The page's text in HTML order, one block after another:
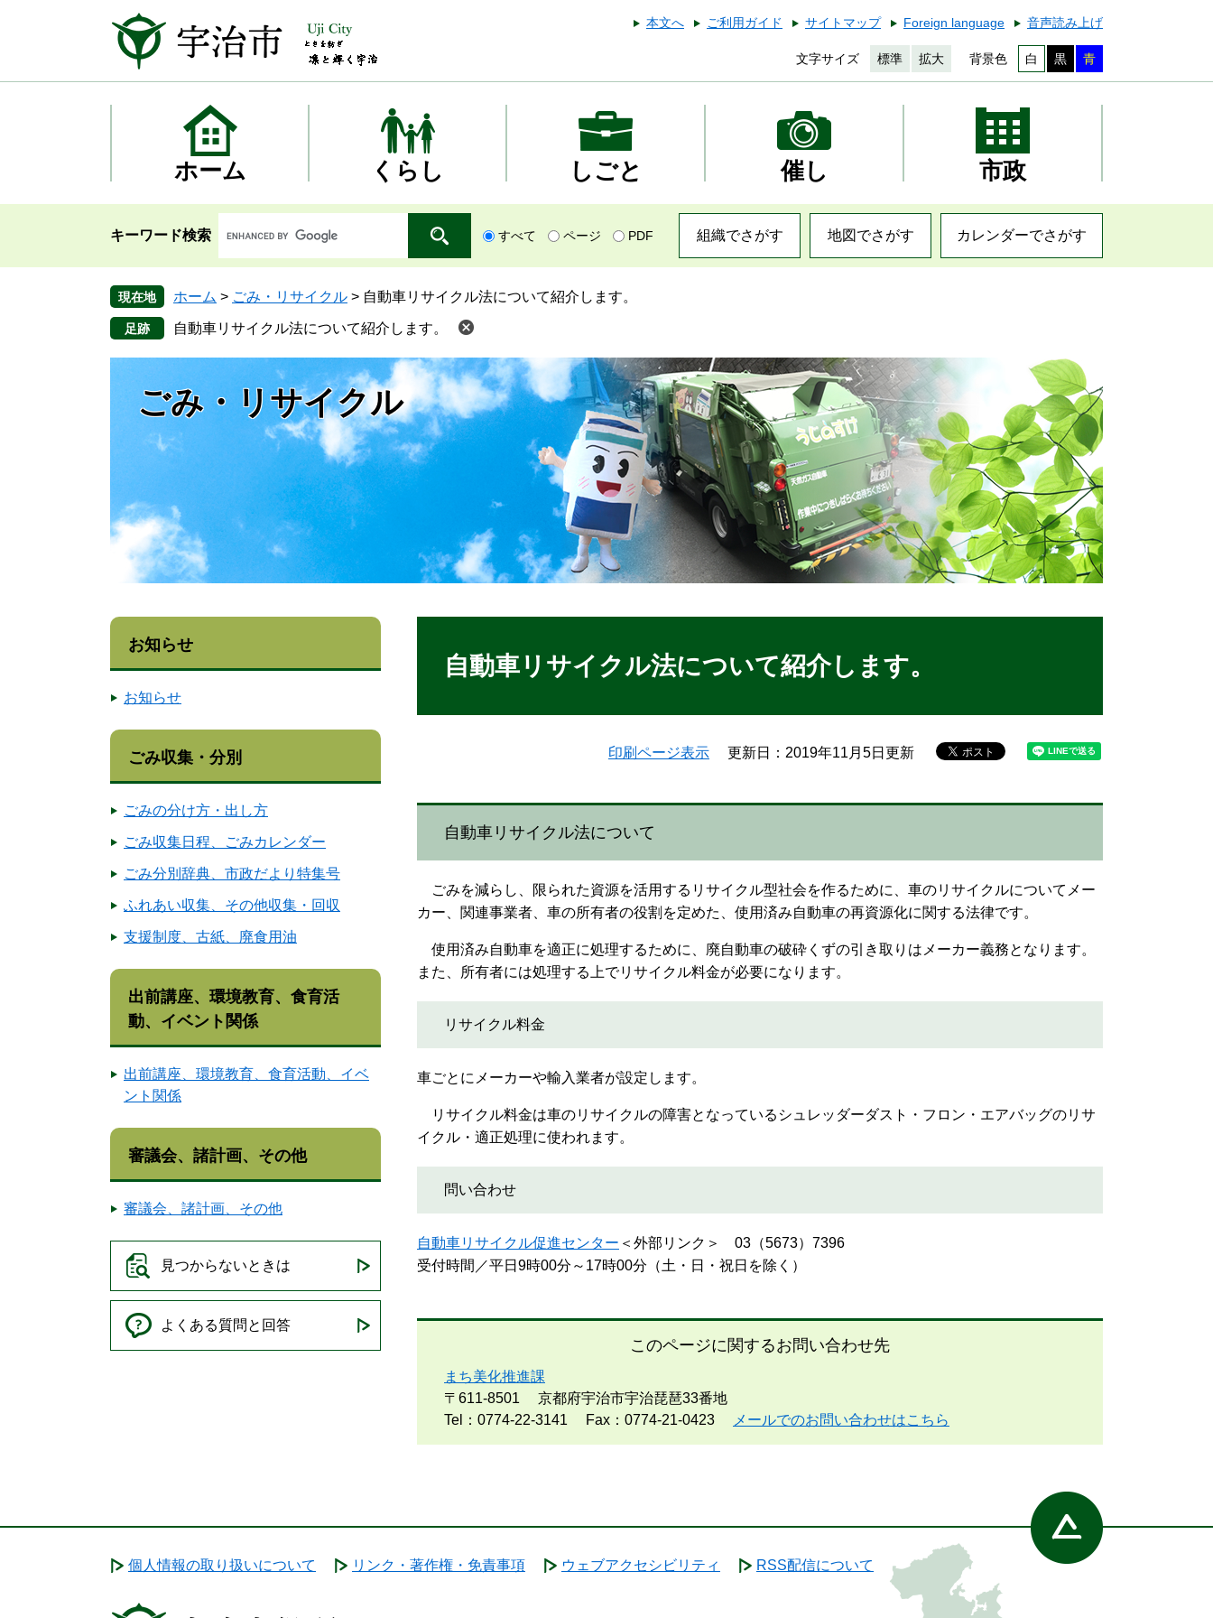
本
本文へ ご利用ガイド サイトマップ Foreign language 音声読み上げ
文字サイズ 標準 拡大 背景色 白 黒 青
ホーム くらし しごと 催し 市政
キーワード検索 すべて ページ PDF 組織でさがす 地図でさがす カレンダーでさがす
現在地 ホーム > ごみ・リサイクル > 自動車リサイクル法について紹介します。
自動車リサイクル法について紹介します。
ごみ・リサイクル
自動車リサイクル法について紹介します。
印刷ページ表示 更新日：2019年11月5日更新
自動車リサイクル法について
ごみを減らし、限られた資源を活用するリサイクル型社会を作るために、車のリサイクルについてメー
カー、関連事業者、車の所有者の役割を定めた、使用済み自動車の再資源化に関する法律です。
使用済み自動車を適正に処理するために、廃自動車の破砕くずの引き取りはメーカー義務となります。
また、所有者には処理する上でリサイクル料金が必要になります。
リサイクル料金
車ごとにメーカーや輸入業者が設定します。
リサイクル料金は車のリサイクルの障害となっているシュレッダーダスト・フロン・エアバッグのリサ
イクル・適正処理に使われます。
問い合わせ
自動車リサイクル促進センター ＜外部リンク＞
03（5673）7396
受付時間／平日9時00分～17時00分（土・日・祝日を除く）
このページに関するお問い合わせ先
まち美化推進課
〒611-8501
京都府宇治市宇治琵琶33番地
Tel：0774-22-3141
Fax：0774-21-0423 メールでのお問い合わせはこちら
お知らせ
お知らせ
ごみ収集・分別
ごみの分け方・出し方
ごみ収集日程、ごみカレンダー
ごみ分別辞典、市政だより特集号
ふれあい収集、その他収集・回収
支援制度、古紙、廃食用油
出前講座、環境教育、食育活
動、イベント関係
出前講座、環境教育、食育活動、イベ
ント関係
審議会、諸計画、その他
審議会、諸計画、その他
見つからないときは
よくある質問と回答
個人情報の取り扱いについて リンク・著作権・免責事項 ウェブアクセシビリティ RSS配信について